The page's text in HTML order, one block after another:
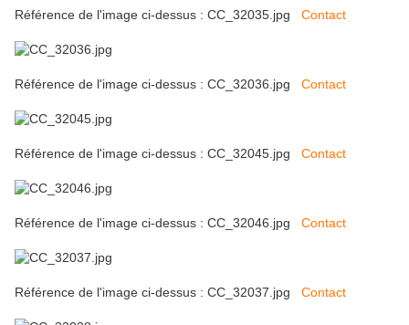
Référence de l'image ci-dessus : CC_32035.jpg Contact
Référence de l'image ci-dessus : CC_32036.jpg Contact
Référence de l'image ci-dessus : CC_32045.jpg Contact
Référence de l'image ci-dessus : CC_32046.jpg Contact
Référence de l'image ci-dessus : CC_32037.jpg Contact